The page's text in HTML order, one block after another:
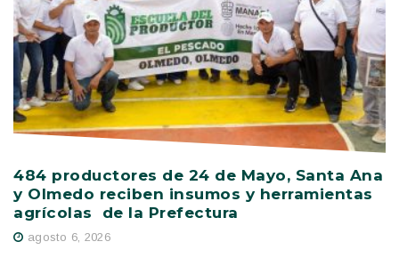
484 productores de 24 de Mayo, Santa Ana
y Olmedo reciben insumos y herramientas
agrícolas de la Prefectura
agosto 6, 2026